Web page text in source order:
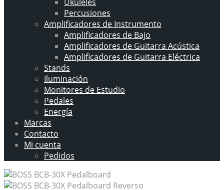
Percusiones
Amplificadores de Instrumento
Amplificadores de Bajo
Amplificadores de Guitarra Acústica
Amplificadores de Guitarra Eléctrica
Stands
Iluminación
Monitores de Estudio
Pedales
Energía
Marcas
Contacto
Mi cuenta
Pedidos